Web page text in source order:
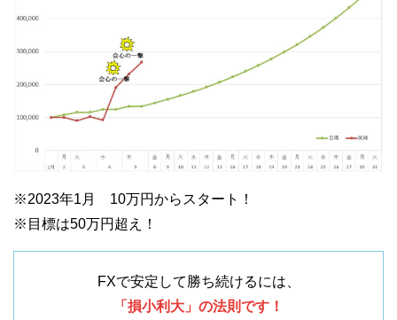
※2023年1月 10万円からスタート！
※目標は50万円超え！
FXで安定して勝ち続けるには、
「損小利大」の法則です！